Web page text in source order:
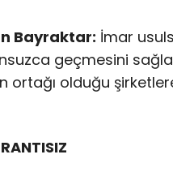
Bayraktar: İmar
geçmesini
ortağı olduğu